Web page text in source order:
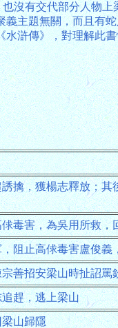
沒有交代部分人物
主題無關，而且有
滸傳》，對理解此
擒，獲楊志釋放；
毒害，為吳用所救，
阻止高俅毒害盧俊義
善招安梁山時扯詔罵
趕，逃上梁山
山歸隱